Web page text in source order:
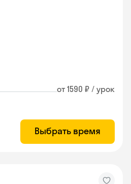
от 1590 ₽ / урок
Выбрать время